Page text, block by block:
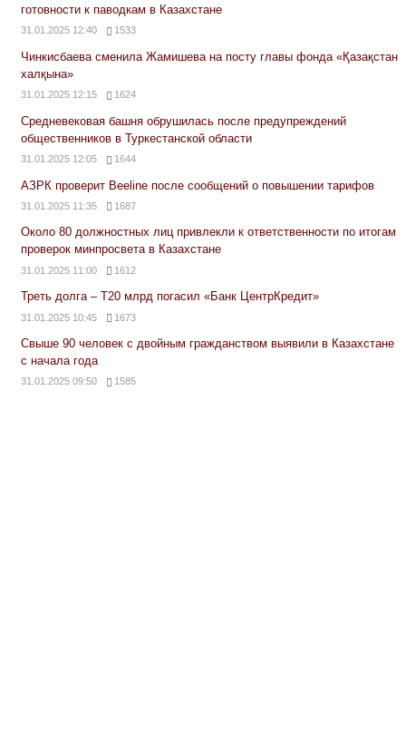
готовности к паводкам в Казахстане
31.01.2025 12:40 1533
Чинкисбаева сменила Жамишева на посту главы фонда «Қазақстан
халқына»
31.01.2025 12:15 1624
Средневековая башня обрушилась после предупреждений
общественников в Туркестанской области
31.01.2025 12:05 1644
АЗРК проверит Beeline после сообщений о повышении тарифов
31.01.2025 11:35 1687
Около 80 должностных лиц привлекли к ответственности по итогам
проверок минпросвета в Казахстане
31.01.2025 11:00 1612
Треть долга – Т20 млрд погасил «Банк ЦентрКредит»
31.01.2025 10:45 1673
Свыше 90 человек с двойным гражданством выявили в Казахстане
с начала года
31.01.2025 09:50 1585